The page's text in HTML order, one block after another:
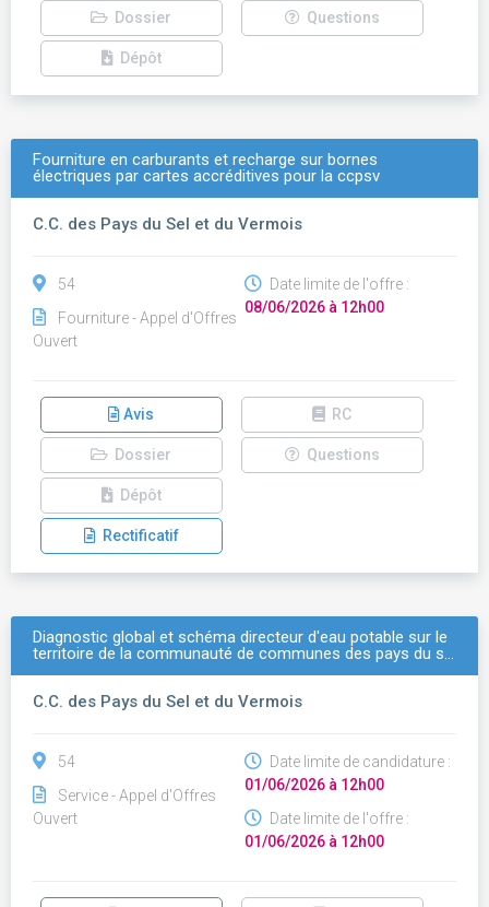
Dossier Questions
Dépôt
Fourniture en carburants et recharge sur bornes
électriques par cartes accréditives pour la ccpsv
C.C. des Pays du Sel et du Vermois
54
Fourniture - Appel d'Offres
Ouvert
Date limite de l'offre :
08/06/2026 à 12h00
Avis RC
Dossier Questions
Dépôt
Rectificatif
Diagnostic global et schéma directeur d'eau potable sur le
territoire de la communauté de communes des pays du s…
C.C. des Pays du Sel et du Vermois
54
Service - Appel d'Offres
Ouvert
Date limite de candidature :
01/06/2026 à 12h00
Date limite de l'offre :
01/06/2026 à 12h00